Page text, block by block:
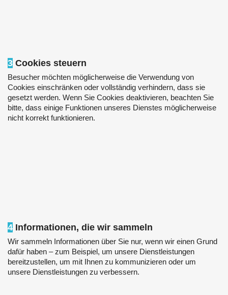
3 Cookies steuern
Besucher möchten möglicherweise die Verwendung von
Cookies einschränken oder vollständig verhindern, dass sie
gesetzt werden. Wenn Sie Cookies deaktivieren, beachten Sie
bitte, dass einige Funktionen unseres Dienstes möglicherweise
nicht korrekt funktionieren.
4 Informationen, die wir sammeln
Wir sammeln Informationen über Sie nur, wenn wir einen Grund
dafür haben – zum Beispiel, um unsere Dienstleistungen
bereitzustellen, um mit Ihnen zu kommunizieren oder um
unsere Dienstleistungen zu verbessern.